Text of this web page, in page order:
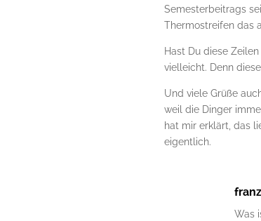
Semesterbeitrags
Thermostreifen das
Hast Du diese
vielleicht. Denn
Und viele Grüße
weil die Dinger
hat mir erklärt, das
eigentlich.
Was